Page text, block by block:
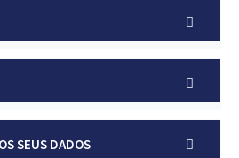
SEUS DADOS